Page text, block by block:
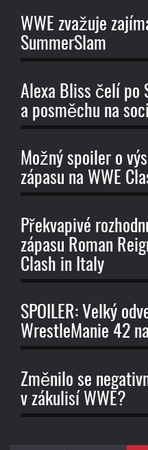
WWE zvažuje
SummerSlam
Alexa Bliss čelí po
a posměchu na
Možný spoiler o
zápasu na WWE
Překvapivé
zápasu Roman
Clash in Italy
SPOILER: Velký
WrestleManie 42
Změnilo se
v zákulisí WWE?